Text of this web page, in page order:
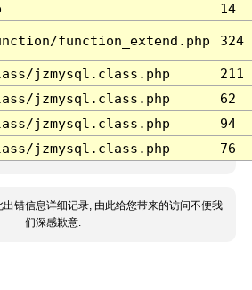
14
function_extend.php 324
jzmysql.class.php
211
jzmysql.class.php
62
jzmysql.class.php
94
jzmysql.class.php 76
出错信息详细记录, 由此给您带来的访问不便我
们深感歉意.